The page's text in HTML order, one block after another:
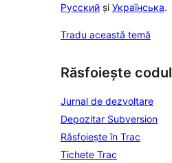
Русский și Українська.
Tradu această temă
Răsfoiește codul
Jurnal de dezvoltare
Depozitar Subversion
Răsfoiește în Trac
Tichete Trac